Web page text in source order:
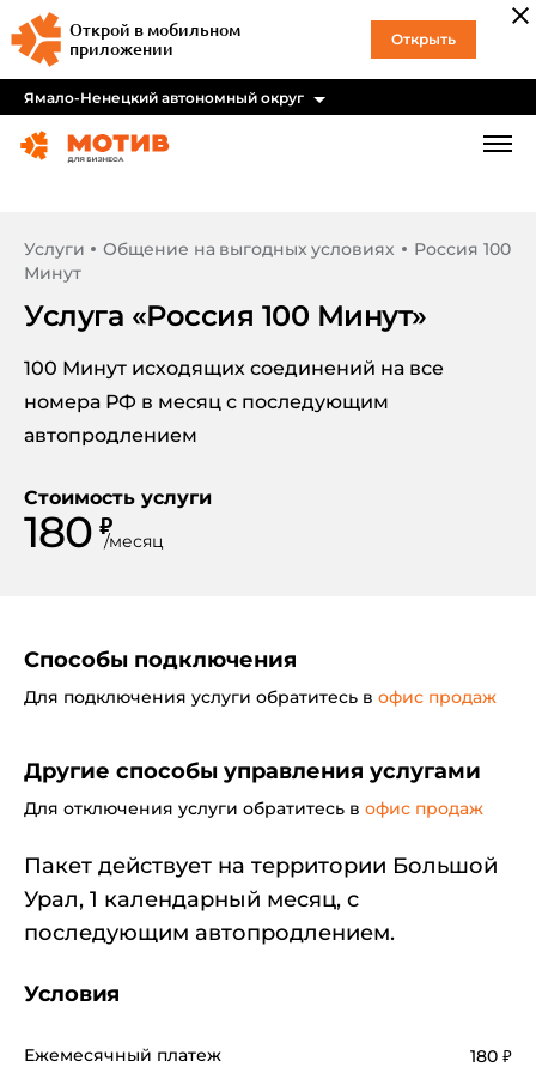
Открой в мобильном
приложении
Открыть
Ямало-Ненецкий автономный округ
Услуги Общение на выгодных условиях
Россия 100
Минут
Услуга «Россия 100 Минут»
100 Минут исходящих соединений на все
номера РФ в месяц с последующим
автопродлением
Стоимость услуги
180 ₽
/месяц
Способы подключения
Для подключения услуги обратитесь в офис продаж
Другие способы управления услугами
Для отключения услуги обратитесь в офис продаж
Пакет действует на территории Большой
Урал, 1 календарный месяц, с
последующим автопродлением.
Условия
Ежемесячный платеж 180 ₽